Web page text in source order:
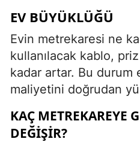
EV BÜYÜKLÜĞÜ
Evin metrekaresi ne
kullanılacak kablo,
kadar artar. Bu durum
maliyetini doğrudan
KAÇ METREKAREYE
DEĞIŞIR?